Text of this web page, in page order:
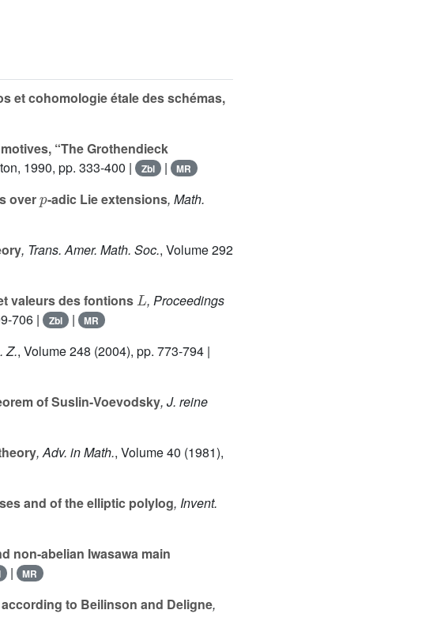
et cohomologie étale des schémas,
“The Grothendieck
1990, pp. 333-400 | Zbl | MR
over -adic Lie extensions, Math.
, Trans. Amer. Math. Soc., Volume 292
valeurs des fontions
, Proceedings
706 | Zbl | MR
Z., Volume 248 (2004), pp. 773-794 |
of Suslin-Voevodsky, J. reine
, Adv. in Math., Volume 40 (1981),
and of the elliptic polylog, Invent.
non-abelian Iwasawa main
| MR
to Beilinson and Deligne,